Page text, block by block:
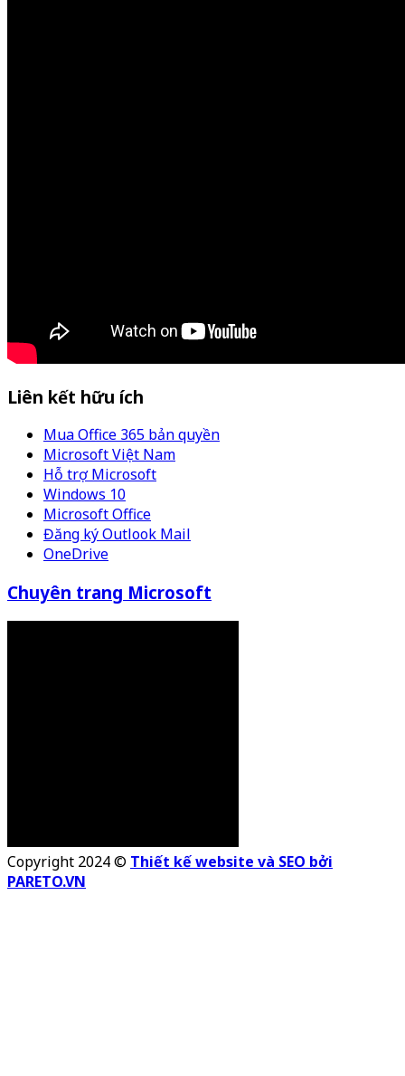
Liên kết hữu ích
Mua Office 365 bản quyền
Microsoft Việt Nam
Hỗ trợ Microsoft
Windows 10
Microsoft Office
Đăng ký Outlook Mail
OneDrive
Chuyên trang Microsoft
Copyright 2024 © Thiết kế website và SEO bởi
PARETO.VN